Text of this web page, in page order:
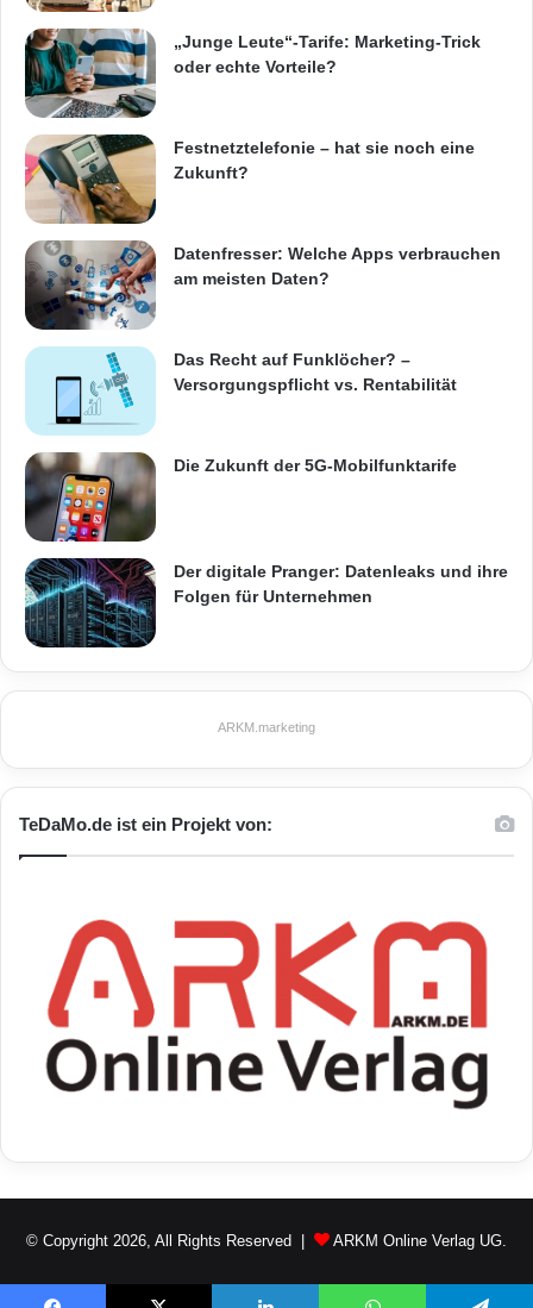
jeweiligen Kernkompetenzen und Stärken der
einzelnen Unternehmen und Marken
ausgebaut wird. So konnte die
Unternehmensgruppe trotz eines schwierigen
Markt- und Konjunkturumfeldes im
Geschäftsjahr 2012 (Juli 2011 bis Juni 2012)
einen Umsatz von über 237 Mio. Euro erzielen
(Vorjahr über 215 Mio. Euro).
Orginal-Meldung:
Festnetz Hardware
Informationstechnik
Telekommunikation
„Junge Leute“-Tarife: Marketing-Trick
oder echte Vorteile?
Festnetztelefonie – hat sie noch eine
Zukunft?
Datenfresser: Welche Apps verbrauchen
am meisten Daten?
Das Recht auf Funklöcher? –
Versorgungspflicht vs. Rentabilität
Die Zukunft der 5G-Mobilfunktarife
Der digitale Pranger: Datenleaks und ihre
Folgen für Unternehmen
ARKM.marketing
TeDaMo.de ist ein Projekt von:
© Copyright 2026, All Rights Reserved | ARKM Online Verlag UG.